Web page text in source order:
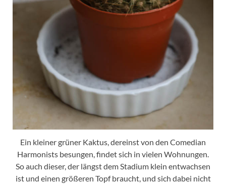
Ein kleiner grüner Kaktus, dereinst von den Comedian
Harmonists besungen, findet sich in vielen Wohnungen.
So auch dieser, der längst dem Stadium klein entwachsen
ist und einen größeren Topf braucht, und sich dabei nicht